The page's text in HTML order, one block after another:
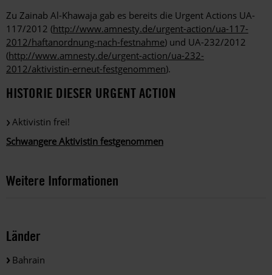
Zu Zainab Al-Khawaja gab es bereits die Urgent Actions UA-
117/2012 (http://www.amnesty.de/urgent-action/ua-117-
2012/haftanordnung-nach-festnahme) und UA-232/2012
(http://www.amnesty.de/urgent-action/ua-232-
2012/aktivistin-erneut-festgenommen).
HISTORIE DIESER URGENT ACTION
Aktivistin frei!
Schwangere Aktivistin festgenommen
Weitere Informationen
Länder
Bahrain